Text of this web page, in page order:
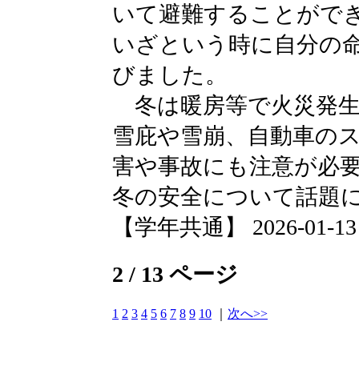
いて避難することがで
いざという時に自分の
びました。
冬は暖房等で火災発
雪庇や雪崩、自動車の
害や事故にも注意が必
冬の安全について話題
【学年共通】 2026-01-
2 / 13 ページ
1 2 3 4 5 6 7 8 9 10 次へ>>